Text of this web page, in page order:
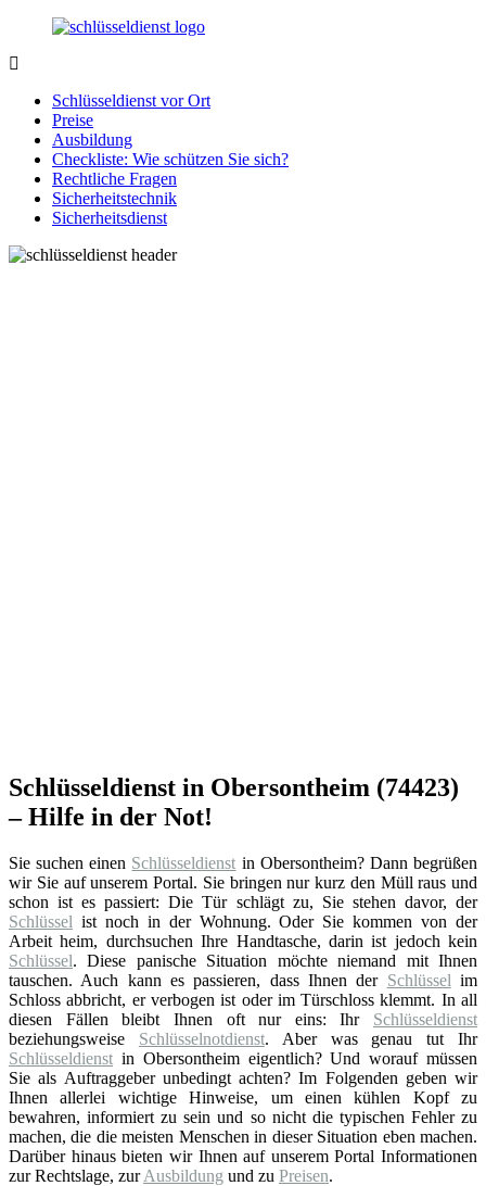
Zurück
Inhalt
Notlage
wird
gelöst!
Schlüsseldienst vor Ort
Preise
Ausbildung
Checkliste: Wie schützen Sie sich?
Rechtliche Fragen
Sicherheitstechnik
Sicherheitsdienst
Schlüsseldienst in Obersontheim (74423)
– Hilfe in der Not!
Sie suchen einen Schlüsseldienst in Obersontheim? Dann begrüßen
wir Sie auf unserem Portal. Sie bringen nur kurz den Müll raus und
schon ist es passiert: Die Tür schlägt zu, Sie stehen davor, der
Schlüssel ist noch in der Wohnung. Oder Sie kommen von der
Arbeit heim, durchsuchen Ihre Handtasche, darin ist jedoch kein
Schlüssel. Diese panische Situation möchte niemand mit Ihnen
tauschen. Auch kann es passieren, dass Ihnen der Schlüssel im
Schloss abbricht, er verbogen ist oder im Türschloss klemmt. In all
diesen Fällen bleibt Ihnen oft nur eins: Ihr Schlüsseldienst
beziehungsweise Schlüsselnotdienst. Aber was genau tut Ihr
Schlüsseldienst in Obersontheim eigentlich? Und worauf müssen
Sie als Auftraggeber unbedingt achten? Im Folgenden geben wir
Ihnen allerlei wichtige Hinweise, um einen kühlen Kopf zu
bewahren, informiert zu sein und so nicht die typischen Fehler zu
machen, die die meisten Menschen in dieser Situation eben machen.
Darüber hinaus bieten wir Ihnen auf unserem Portal Informationen
zur Rechtslage, zurAusbildung und zu Preisen.